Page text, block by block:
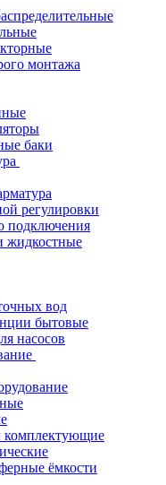
монтажа
баки
регулировки
подключения
жидкостные
вод
бытовые
насосов
комплектующие
ёмкости